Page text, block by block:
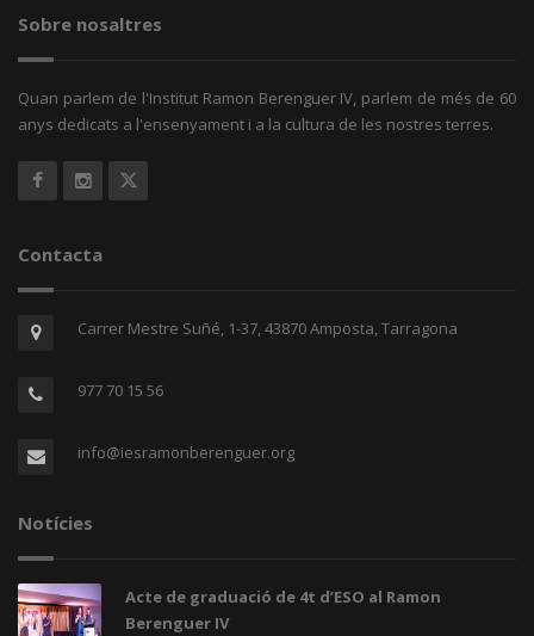
Sobre nosaltres
Quan parlem de l'Institut Ramon Berenguer IV, parlem de més de 60
anys dedicats a l'ensenyament i a la cultura de les nostres terres.
Contacta
Carrer Mestre Suñé, 1-37, 43870 Amposta, Tarragona
977 70 15 56
info@iesramonberenguer.org
Notícies
Acte de graduació de 4t d’ESO al Ramon
Berenguer IV